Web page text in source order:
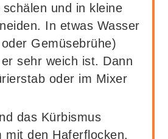
und in kleine
In etwas Wasser
Gemüsebrühe)
sehr weich ist. Dann
oder im Mixer
das Kürbismus
mit den Haferflocken,